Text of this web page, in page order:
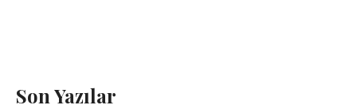
Son Yazılar